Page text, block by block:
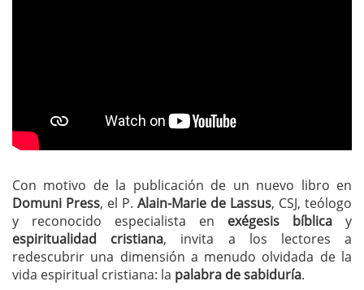
Con motivo de la publicación de un nuevo libro en
Domuni Press, el P. Alain-Marie de Lassus, CSJ, teólogo
y reconocido especialista en exégesis bíblica y
espiritualidad cristiana, invita a los lectores a
redescubrir una dimensión a menudo olvidada de la
vida espiritual cristiana: la palabra de sabiduría.